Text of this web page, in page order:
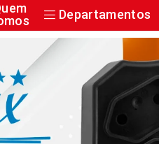
Departamentos